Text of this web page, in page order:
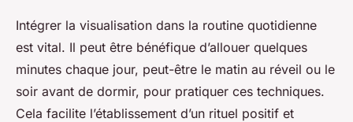
Intégrer la visualisation dans la routine quotidienne
est vital. Il peut être bénéfique d’allouer quelques
minutes chaque jour, peut-être le matin au réveil ou le
soir avant de dormir, pour pratiquer ces techniques.
Cela facilite l’établissement d’un rituel positif et